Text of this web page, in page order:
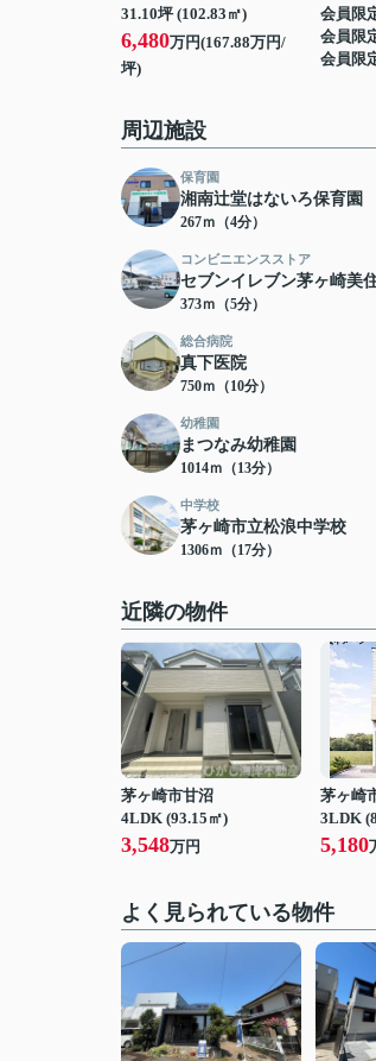
31.10坪 (102.83㎡)
6,480万円(167.88万円/
坪)
会員限
会員限
会員限
周辺施設
保育園
湘南辻堂はないろ保育園
267ｍ（4分）
コンビニエンスストア
セブンイレブン茅ヶ崎美
373ｍ（5分）
総合病院
真下医院
750ｍ（10分）
幼稚園
まつなみ幼稚園
1014ｍ（13分）
中学校
茅ヶ崎市立松浪中学校
1306ｍ（17分）
近隣の物件
茅ヶ崎市甘沼
4LDK (93.15㎡)
3,548万円
茅ヶ崎
3LDK
5,180
よく見られている物件